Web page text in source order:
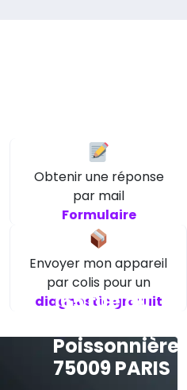
Obtenir une réponse
par mail
Formulaire
Envoyer mon appareil
par colis pour un
diagnostic gratuit
165 rue du
Poissonnière
75009 PARIS